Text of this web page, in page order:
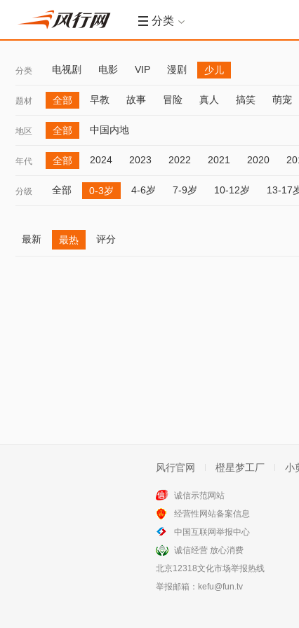
分类
分类 电视剧 电影 VIP 漫剧 少儿
题材 全部 早教 故事 冒险 真人 搞笑 萌宠
地区 全部 中国内地
年代 全部 2024 2023 2022 2021 2020
分级 全部 0-3岁 4-6岁 7-9岁 10-12岁 13-17
最新 最热 评分
风行官网 橙星梦工厂 小
诚信示范网站
经营性网站备案信息
中国互联网举报中心
诚信经营 放心消费
北京12318文化市场举报热线
举报邮箱： kefu@fun.tv